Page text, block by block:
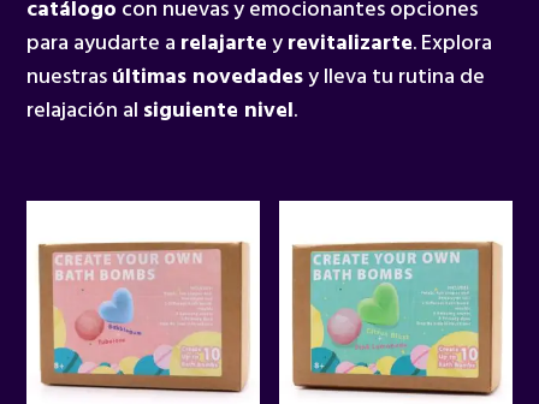
catálogo con nuevas y emocionantes opciones
para ayudarte a relajarteyrevitalizarte. Explora
nuestrasúltimas novedadesy lleva tu rutina de
relajación al siguiente nivel.